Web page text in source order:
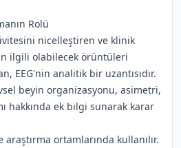
Rolü
nicelleştiren ve klinik
ilgili olabilecek örüntüleri
EEG'nin analitik bir uzantısıdır.
beyin organizasyonu, asimetri,
hakkında ek bilgi sunarak karar
ortamlarında kullanılır.